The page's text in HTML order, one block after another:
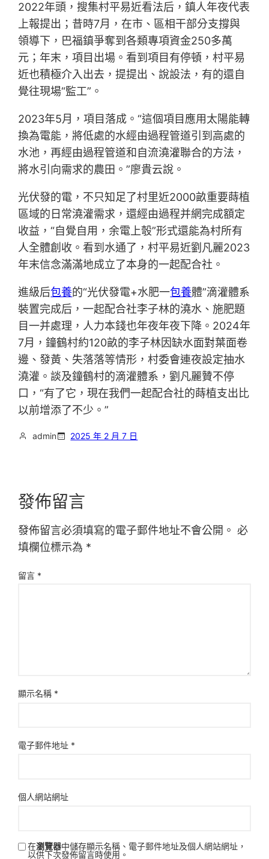
2022年頭，搜集村平易近看法后，鎮人年夜代表
上報提出；昔時7月，在市、區相干部分支撐與
領導下，巴福鎮爭奪到各類專項資金250多萬
元；年末，項目出場。看到項目有停頓，村平易
近也積極介入出去，提提出、說設法，有的還自
覺往現場“監工”。
2023年5月，項目落成。“這個項目應用太陽能轉
換為電能，將低處的水經由過程管道引到高處的
水池，再經由過程管道和自流澆灌聯合的方法，
將水引向需求的農田。”廖貴云說。
光伏發的電，不只知足了村里近2000畝重要蒔植
區域的日常澆灌需求，還經由過程并網完成額定
收益，“自覺自用，余電上彀”形式還能為村所有
人全體創收。看到水通了，村平易近劉凡麗2023
年末信念滿滿地成立了本身的一起配合社。
進級后包養的“光伏發電+水肥一包養體”滴灌體系
裝置完成后，一起配合社李子林的澆水、施肥題
目一并處理，人力本錢也年夜年夜下降。2024年
7月，鐘鶴村約120畝的李子林因缺水面對葉面卷
邊、發黃、失落落等情形，村委會連夜設定抽水
澆灌。談及鐘鶴村的滴灌體系，劉凡麗贊不停
口，“有了它，現在我們一起配合社的蒔植支出比
以前增添了不少。”
admin 2025 年 2 月 7 日
發佈留言
發佈留言必須填寫的電子郵件地址不會公開。 必
填欄位標示為 *
留言 *
顯示名稱 *
電子郵件地址 *
個人網站網址
在瀏覽器中儲存顯示名稱、電子郵件地址及個人網站網址，
以供下次發佈留言時使用。